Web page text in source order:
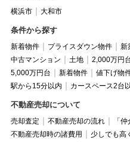
横浜市 大和市
条件から探す
新着物件 プライスダウン物件 新
中古マンション
土地 2,000万円
5,000万円台
新着物件 値下げ物
駅から15分以内
カースペース2台
不動産売却について
売却査定 不動産売却の流れ
「
不動産売却時の諸費用
少しでも高